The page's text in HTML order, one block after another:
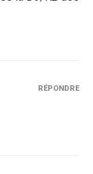
RÉPONDRE